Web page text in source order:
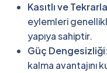
Kasıtlı ve
eylemleri
yapıya sahiptir.
Güç Dengesizliği
kalma avantajını